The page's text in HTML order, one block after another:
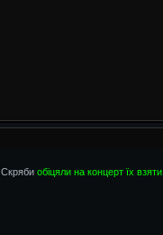
Скрябиобіцяли на концерт їх взяти